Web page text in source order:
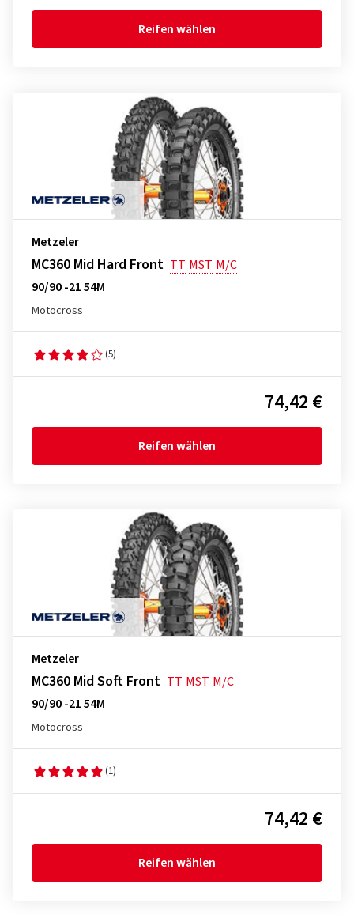
Reifen wählen
Metzeler
MC360 Mid Hard Front TT MST M/C
90/90 -21 54M
Motocross
(5)
74,42 €
Reifen wählen
Metzeler
MC360 Mid Soft Front TT MST M/C
90/90 -21 54M
Motocross
(1)
74,42 €
Reifen wählen